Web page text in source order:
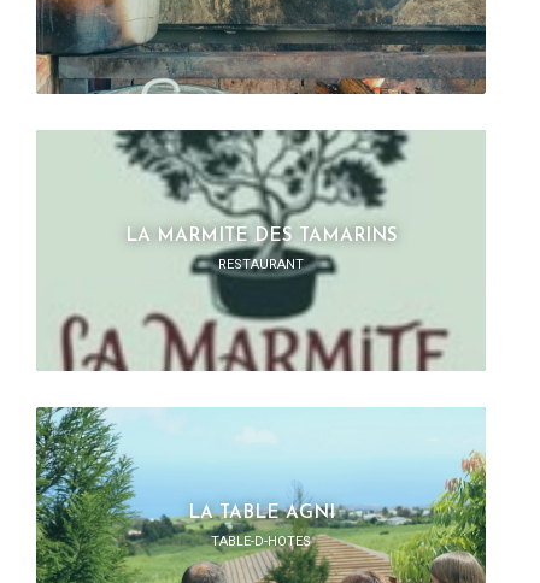
LA MARMITE DES TAMARINS
RESTAURANT
LA TABLE AGNI
TABLE-D-HOTES